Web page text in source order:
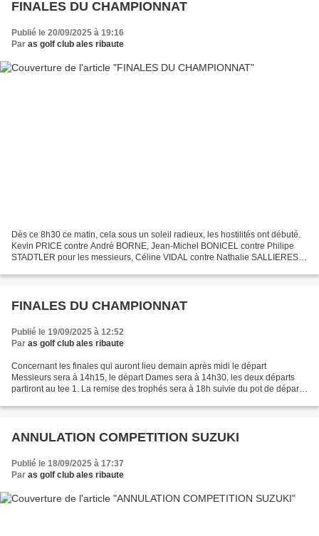
FINALES DU CHAMPIONNAT
Publié le 20/09/2025 à 19:16
Par as golf club ales ribaute
Dès ce 8h30 ce matin, cela sous un soleil radieux, les hostilités ont débuté.
Kevin PRICE contre André BORNE, Jean-Michel BONICEL contre Philipe
STADTLER pour les messieurs, Céline VIDAL contre Nathalie SALLIERES et
FINALES DU CHAMPIONNAT
Publié le 19/09/2025 à 12:52
Par as golf club ales ribaute
Concernant les finales qui auront lieu demain après midi le départ
Messieurs sera à 14h15, le départ Dames sera à 14h30, les deux départs
partiront au tee 1. La remise des trophés sera à 18h suivie du pot de départ
ANNULATION COMPETITION SUZUKI
Publié le 18/09/2025 à 17:37
Par as golf club ales ribaute